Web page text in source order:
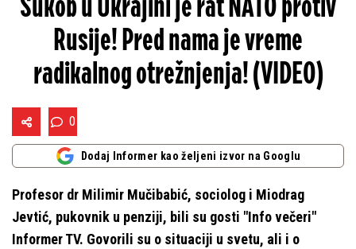
Sukob u Ukrajini je rat NATO protiv
Rusije! Pred nama je vreme
radikalnog otrežnjenja! (VIDEO)
0
Dodaj Informer kao željeni izvor na Googlu
Profesor dr Milimir Mučibabić, sociolog i Miodrag
Jevtić, pukovnik u penziji, bili su gosti "Info večeri"
Informer TV. Govorili su o situaciji u svetu, ali i o